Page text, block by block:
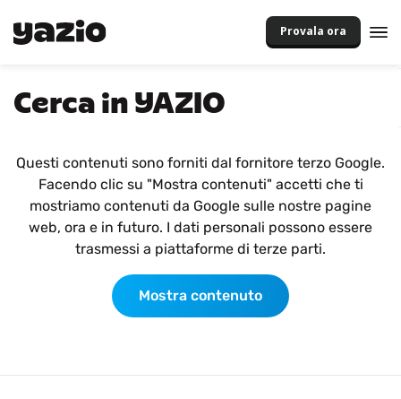
Provala ora
Cerca in YAZIO
Questi contenuti sono forniti dal fornitore terzo Google.
Facendo clic su "Mostra contenuti" accetti che ti
mostriamo contenuti da Google sulle nostre pagine
web, ora e in futuro. I dati personali possono essere
trasmessi a piattaforme di terze parti.
Mostra contenuto